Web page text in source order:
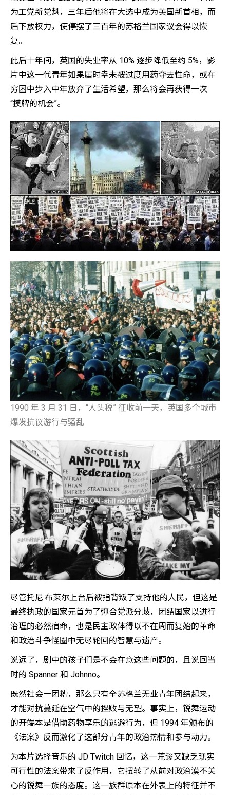
为工党新党魁，三年后他将在大选中成为英国新首相，而
后下放权力，使停摆了三百年的苏格兰国家议会得以恢
复。
此后十年间，英国的失业率从 10% 逐步降低至约 5%，影
片中这一代青年如果届时幸未被过度用药夺去性命，或在
穷困中步入中年放弃了生活希望，那么将会再获得一次
“摸牌的机会”。
1990 年 3 月 31 日，“人头税” 征收前一天，英国多个城市
爆发抗议游行与骚乱
尽管托尼·布莱尔上台后被指背叛了支持他的人民，但这是
最终执政的国家元首为了弥合党派分歧，团结国家以进行
治理的必然宿命，也是民主政体得以不在周而复始的革命
和政治斗争怪圈中无尽轮回的智慧与遗产。
说远了，剧中的孩子们是不会在意这些问题的，且说回当
时的 Spanner 和 Johnno。
既然社会一团糟，那么只有全苏格兰无业青年团结起来，
才能对抗蔓延在空气中的挫败与无望。事实上，锐舞运动
的开端本是借助药物享乐的逃避行为，但 1994 年颁布的
《法案》反而激化了这部分青年的政治热情和参与动力。
为本片选择音乐的 JD Twitch 回忆，这一荒谬又缺乏现实
可行性的法案带来了反作用，它扭转了从前对政治漠不关
心的锐舞一族的态度。这一族群原本在外表上的特征并不